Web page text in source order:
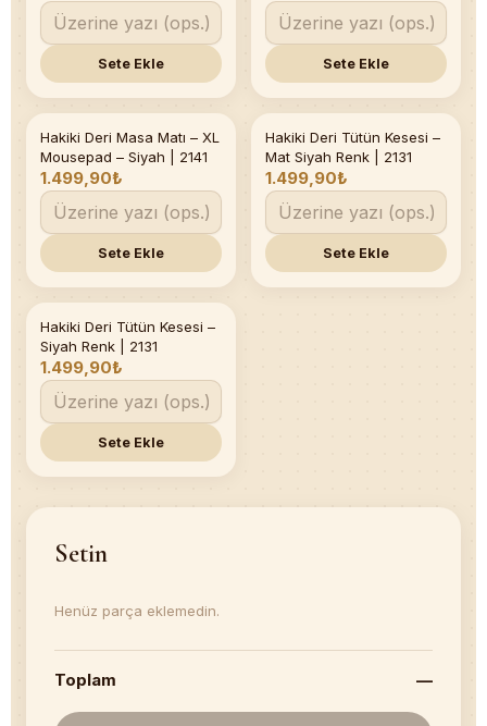
Sete Ekle Sete Ekle
Son 5 adet
Hakiki Deri Masa Matı – XL
Mousepad – Siyah | 2141
1.499,90₺
Sete Ekle
Hakiki Deri Tütün Kesesi –
Mat Siyah Renk | 2131
1.499,90₺
Sete Ekle
Hakiki Deri Tütün Kesesi –
Siyah Renk | 2131
1.499,90₺
Sete Ekle
Setin
Henüz parça eklemedin.
Toplam —